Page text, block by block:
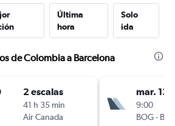
Última
hora
Solo
ida
de Colombia a Barcelona
2 escalas
41 h 35 min
Air Canada
mar. 13/
9:00
BOG-